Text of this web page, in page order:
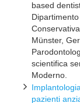
based
Münster,
scientifica
Moderno.
pazienti